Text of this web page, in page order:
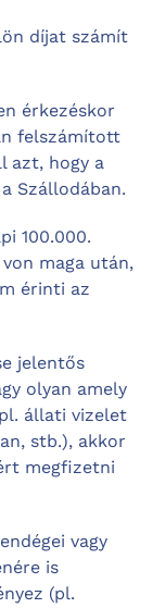
díjat számít
érkezéskor
felszámított
azt, hogy a
Szállodában.
100.000.
maga után,
érinti az
jelentős
olyan amely
állati vizelet
stb.), akkor
megfizetni
vagy
is
(pl.